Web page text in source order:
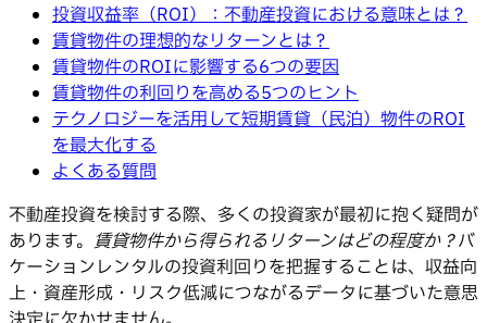
投資収益率（ROI）：不動産投資における意味とは？
賃貸物件の理想的なリターンとは？
賃貸物件のROIに影響する6つの要因
賃貸物件の利回りを高める5つのヒント
テクノロジーを活用して短期賃貸（民泊）物件のROI
を最大化する
よくある質問
不動産投資を検討する際、多くの投資家が最初に抱く疑問が
あります。 賃貸物件から得られるリターンはどの程度か？バ
ケーションレンタルの投資利回りを把握することは、収益向
上・資産形成・リスク低減につながるデータに基づいた意思